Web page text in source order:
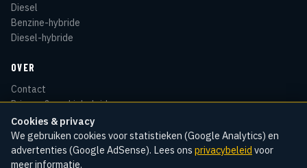
Cookies & privacy
We gebruiken cookies voor statistieken (Google Analytics) en
advertenties (Google AdSense). Lees ons privacybeleid voor
meer informatie.
Diesel
Benzine-hybride
Diesel-hybride
OVER
Contact
Privacy & cookiebeleid
Disclaimer
Sitemap